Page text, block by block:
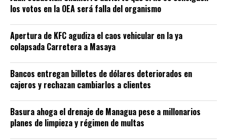
los votos en la OEA será falla del organismo
Apertura de KFC agudiza el caos vehicular en la ya
colapsada Carretera a Masaya
Bancos entregan billetes de dólares deteriorados en
cajeros y rechazan cambiarlos a clientes
Basura ahoga el drenaje de Managua pese a millonarios
planes de limpieza y régimen de multas